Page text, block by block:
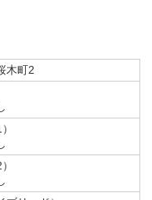
木町2